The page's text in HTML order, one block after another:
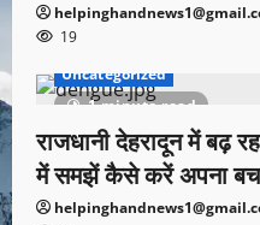
19
1 minute read
Uncategorized
राजधानी देहरादून में बढ़
में समझें कैसे करें अपना